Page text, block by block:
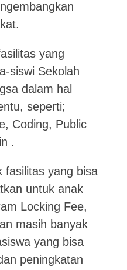
yang
siswi Sekolah
dalam hal
seperti;
Coding, Public
.
fasilitas yang bisa
untuk anak
Locking Fee,
masih banyak
yang bisa
peningkatan